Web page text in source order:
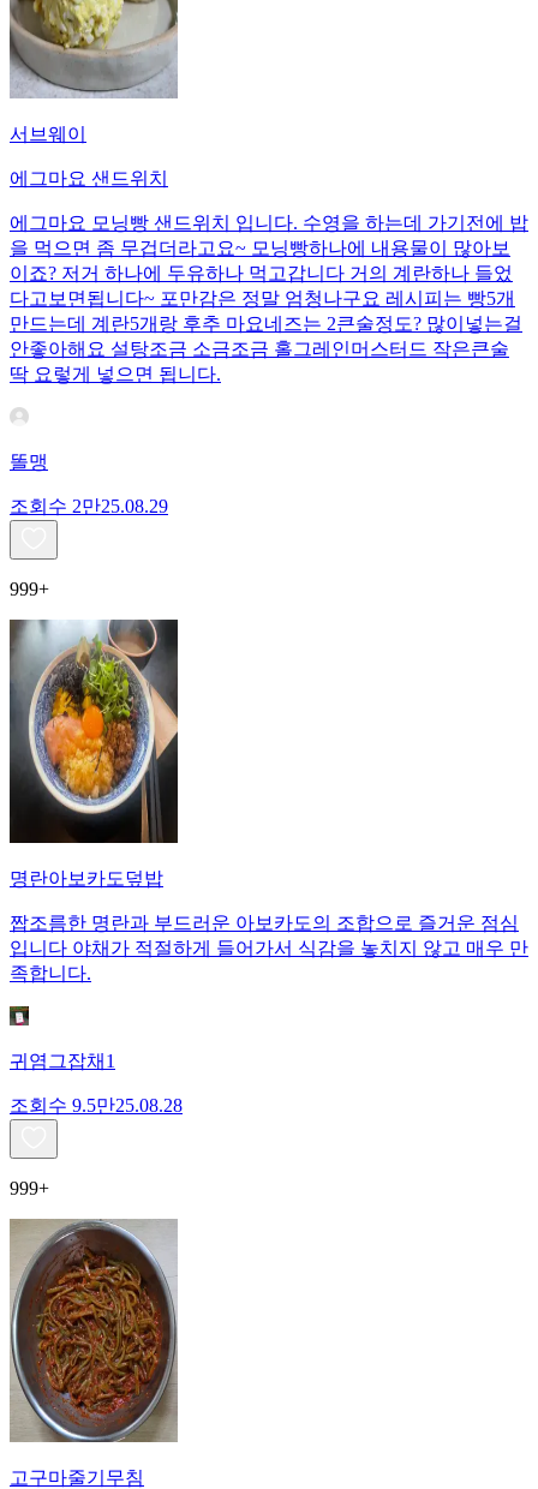
서브웨이
에그마요 샌드위치
에그마요 모닝빵 샌드위치 입니다. 수영을 하는데 가기전에 밥
을 먹으면 좀 무겁더라고요~ 모닝빵하나에 내용물이 많아보
이죠? 저거 하나에 두유하나 먹고갑니다 거의 계란하나 들었
다고보면됩니다~ 포만감은 정말 엄청나구요 레시피는 빵5개
만드는데 계란5개랑 후추 마요네즈는 2큰술정도? 많이넣는걸
안좋아해요 설탕조금 소금조금 홀그레인머스터드 작은큰술
딱 요렇게 넣으면 됩니다.
똘맹
조회수 2만25.08.29
999+
명란아보카도덮밥
짭조름한 명란과 부드러운 아보카도의 조합으로 즐거운 점심
입니다 야채가 적절하게 들어가서 식감을 놓치지 않고 매우 만
족합니다.
귀염그잡채1
조회수 9.5만25.08.28
999+
고구마줄기무침